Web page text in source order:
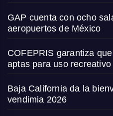
GAP cuenta con ocho
aeropuertos de México
COFEPRIS garantiza
aptas para uso recreativo
Baja California da la
vendimia 2026